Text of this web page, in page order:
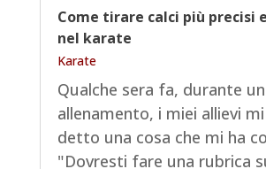
Come tirare calci più precisi
nel karate
Karate
Qualche sera fa, durante un
allenamento, i miei allievi
detto una cosa che mi ha
"Dovresti fare una rubrica